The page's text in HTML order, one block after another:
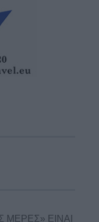
ΜΕΡΕΣ» ΕΙΝΑΙ